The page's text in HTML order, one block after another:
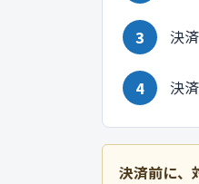
決
決
決済前に、